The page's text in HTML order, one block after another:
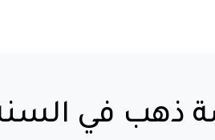
الأونصة ذهب في